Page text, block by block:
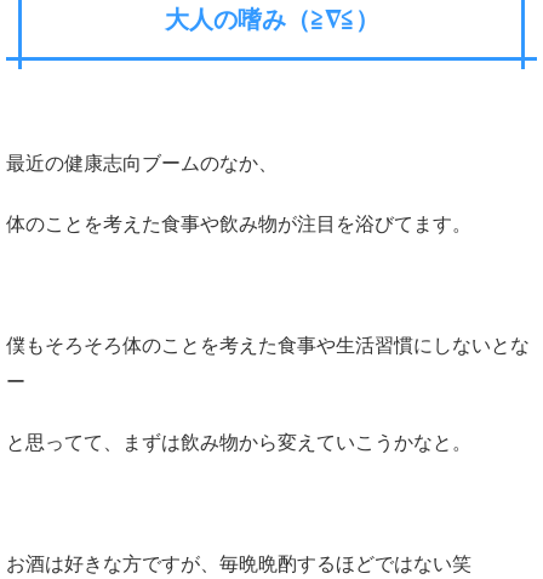
大人の嗜み（≧∇≦）
最近の健康志向ブームのなか、
体のことを考えた食事や飲み物が注目を浴びてます。
僕もそろそろ体のことを考えた食事や生活習慣にしないとな
ー
と思ってて、まずは飲み物から変えていこうかなと。
お酒は好きな方ですが、毎晩晩酌するほどではない笑